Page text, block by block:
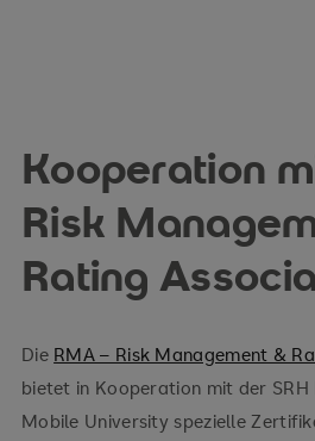
Kooperation
Risk
Rating
Die RMA – Risk Management &
bietet in Kooperation mit der SRH
Mobile University spezielle